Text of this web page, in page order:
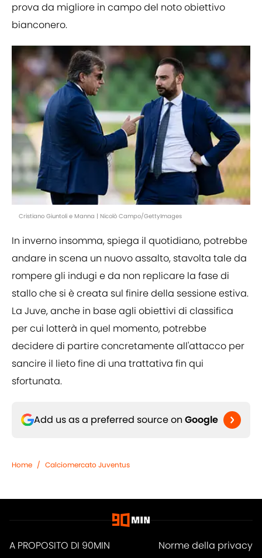
prova da migliore in campo del noto obiettivo
bianconero.
Cristiano Giuntoli e Manna | Nicolò Campo/GettyImages
In inverno insomma, spiega il quotidiano, potrebbe
andare in scena un nuovo assalto, stavolta tale da
rompere gli indugi e da non replicare la fase di
stallo che si è creata sul finire della sessione estiva.
La Juve, anche in base agli obiettivi di classifica
per cui lotterà in quel momento, potrebbe
decidere di partire concretamente all'attacco per
sancire il lieto fine di una trattativa fin qui
sfortunata.
Add us as a preferred source on Google
Home / Calciomercato Juventus
A PROPOSITO DI 90MIN Norme della privacy